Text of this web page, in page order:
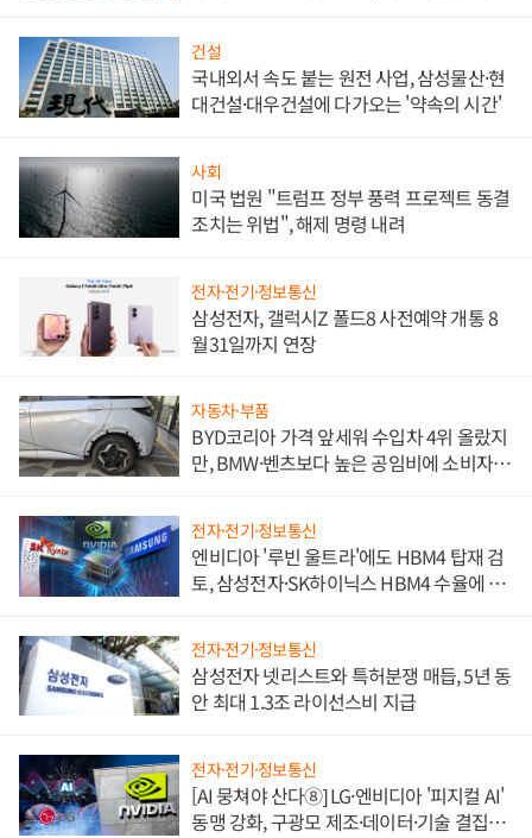
건설
국내외서 속도 붙는 원전 사업, 삼성물산·현
대건설·대우건설에 다가오는 '약속의 시간'
사회
미국 법원 "트럼프 정부 풍력 프로젝트 동결
조치는 위법", 해제 명령 내려
전자·전기·정보통신
삼성전자, 갤럭시Z 폴드8 사전예약 개통 8
월31일까지 연장
자동차·부품
BYD코리아 가격 앞세워 수입차 4위 올랐지
만, BMW·벤츠보다 높은 공임비에 소비자
전자·전기·정보통신
엔비디아 '루빈 울트라'에도 HBM4 탑재 검
토, 삼성전자·SK하이닉스 HBM4 수율에 주
전자·전기·정보통신
삼성전자 넷리스트와 특허분쟁 매듭, 5년 동
안 최대 1.3조 라이선스비 지급
전자·전기·정보통신
[AI 뭉쳐야 산다⑧] LG·엔비디아 '피지컬 AI'
동맹 강화, 구광모 제조·데이터·기술 결집